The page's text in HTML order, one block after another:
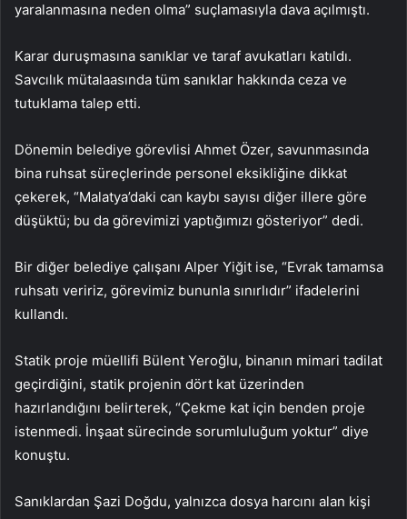
yaralanmasına neden olma” suçlamasıyla dava açılmıştı.
Karar duruşmasına sanıklar ve taraf avukatları katıldı.
Savcılık mütalaasında tüm sanıklar hakkında ceza ve
tutuklama talep etti.
Dönemin belediye görevlisi Ahmet Özer, savunmasında
bina ruhsat süreçlerinde personel eksikliğine dikkat
çekerek, “Malatya’daki can kaybı sayısı diğer illere göre
düşüktü; bu da görevimizi yaptığımızı gösteriyor” dedi.
Bir diğer belediye çalışanı Alper Yiğit ise, “Evrak tamamsa
ruhsatı veririz, görevimiz bununla sınırlıdır” ifadelerini
kullandı.
Statik proje müellifi Bülent Yeroğlu, binanın mimari tadilat
geçirdiğini, statik projenin dört kat üzerinden
hazırlandığını belirterek, “Çekme kat için benden proje
istenmedi. İnşaat sürecinde sorumluluğum yoktur” diye
konuştu.
Sanıklardan Şazi Doğdu, yalnızca dosya harcını alan kişi